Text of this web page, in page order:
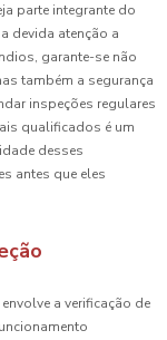
parte integrante do
devida atenção a
garante-se não
também a segurança
inspeções regulares
qualificados é um
desses
antes que eles
envolve a verificação de